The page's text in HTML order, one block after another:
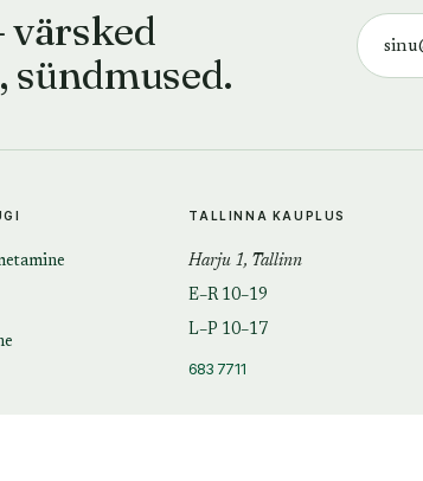
TALLINNA KAUPLUS
Harju 1, Tallinn
E–R 10–19
L–P 10–17
683 7711